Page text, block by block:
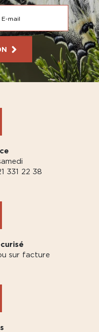
331 22 38
sur facture